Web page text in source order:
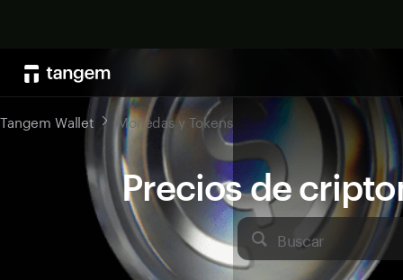
Precios de
Buscar
Tangem Wallet Monedas y Tokens